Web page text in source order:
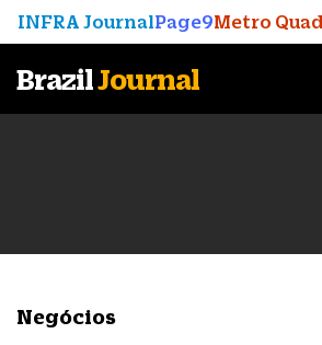
INFRA JournalPage9Metro
BrazilJournal
Negócios